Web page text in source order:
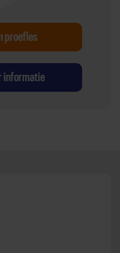
proefles
informatie